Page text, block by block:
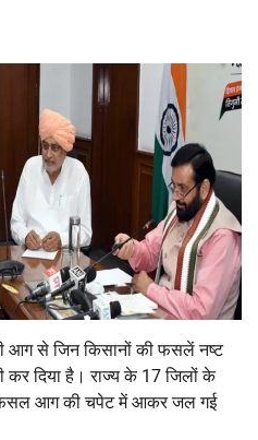
आग से जिन किसानों की फसलें नष्ट
कर दिया है। राज्य के 17 जिलों के
आग की चपेट में आकर जल गई